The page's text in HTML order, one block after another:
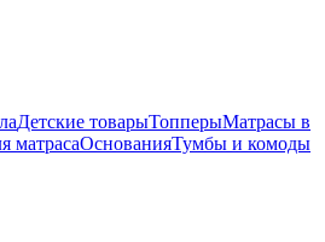
Детские товарыТопперыМатрасы в
матрасаОснованияТумбы и комоды